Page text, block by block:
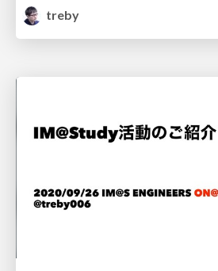
treby